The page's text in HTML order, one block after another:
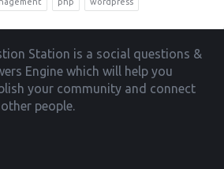
Station is a social questions &
Engine which will help you
your community and connect
people.